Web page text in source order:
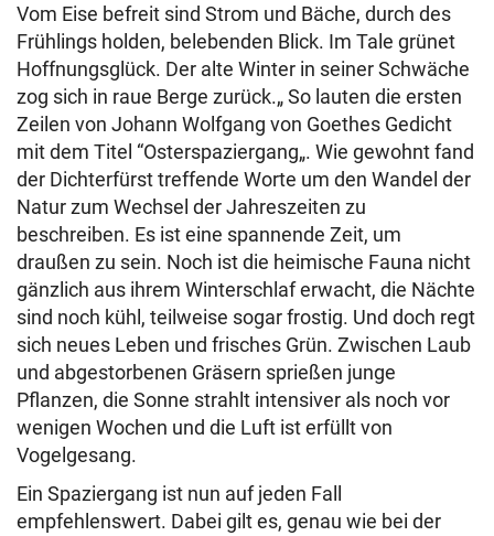
Vom Eise befreit sind Strom und Bäche, durch des
Frühlings holden, belebenden Blick. Im Tale grünet
Hoffnungsglück. Der alte Winter in seiner Schwäche
zog sich in raue Berge zurück.„ So lauten die ersten
Zeilen von Johann Wolfgang von Goethes Gedicht
mit dem Titel “Osterspaziergang„. Wie gewohnt fand
der Dichterfürst treffende Worte um den Wandel der
Natur zum Wechsel der Jahreszeiten zu
beschreiben. Es ist eine spannende Zeit, um
draußen zu sein. Noch ist die heimische Fauna nicht
gänzlich aus ihrem Winterschlaf erwacht, die Nächte
sind noch kühl, teilweise sogar frostig. Und doch regt
sich neues Leben und frisches Grün. Zwischen Laub
und abgestorbenen Gräsern sprießen junge
Pflanzen, die Sonne strahlt intensiver als noch vor
wenigen Wochen und die Luft ist erfüllt von
Vogelgesang.
Ein Spaziergang ist nun auf jeden Fall
empfehlenswert. Dabei gilt es, genau wie bei der